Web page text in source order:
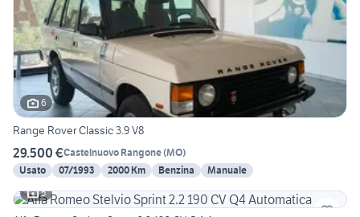
6
Range Rover Classic 3.9 V8
29.500 €Castelnuovo Rangone(MO)
Usato
07/1993 2000 Km Benzina
Manuale
5